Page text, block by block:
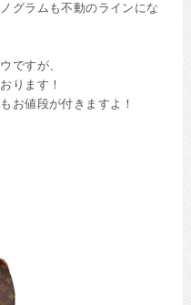
グラムも不動のラインにな
ですが、
ります！
お値段が付きますよ！